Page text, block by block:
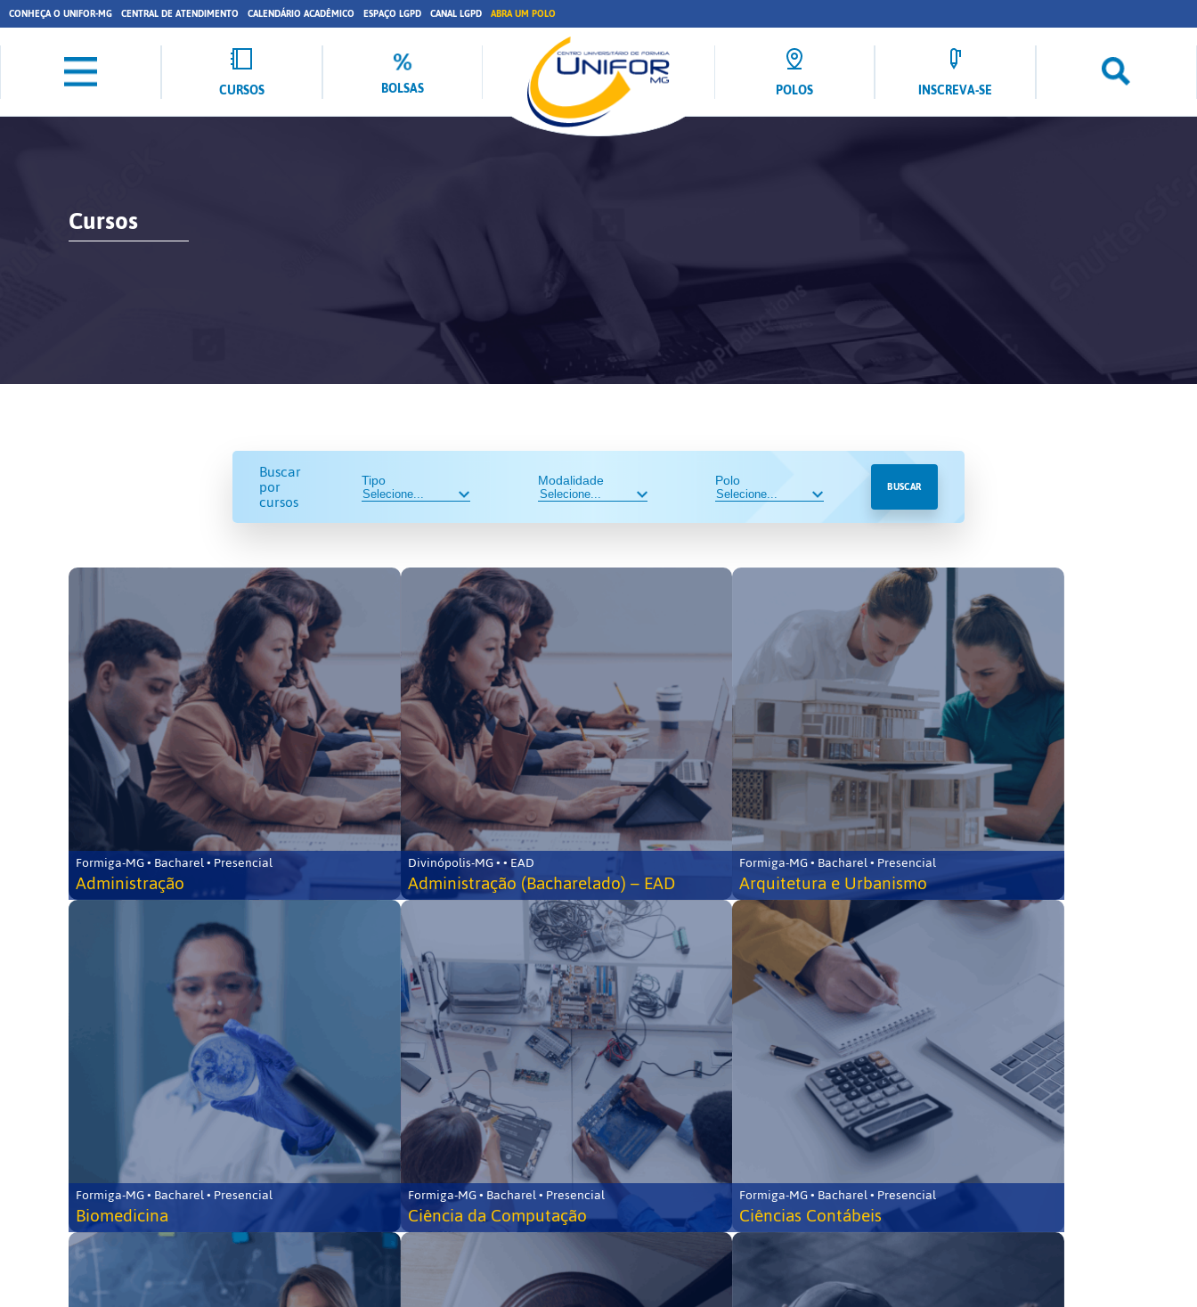
CONHEÇA O UNIFOR-MG CENTRAL DE ATENDIMENTO CALENDÁRIO ACADÊMICO ESPAÇO LGPD CANAL LGPD ABRA UM POLO
CURSOS BOLSAS POLOS INSCREVA-SE
Cursos
Buscar
por
cursos
Tipo Modalidade Polo BUSCAR
Formiga-MG • Bacharel • Presencial
Administração
Divinópolis-MG • • EAD
Administração (Bacharelado) – EAD
Formiga-MG • Bacharel • Presencial
Arquitetura e Urbanismo
Formiga-MG • Bacharel • Presencial
Biomedicina
Formiga-MG • Bacharel • Presencial
Ciência da Computação
Formiga-MG • Bacharel • Presencial
Ciências Contábeis